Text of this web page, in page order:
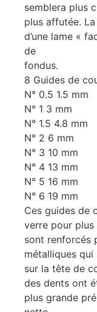
semblera plus
plus affutée.
d’une lame «
de
fondus.
8 Guides de
N° 0.5 1.5 mm
N° 1 3 mm
N° 1.5 4.8 mm
N° 2 6 mm
N° 3 10 mm
N° 4 13 mm
N° 5 16 mm
N° 6 19 mm
Ces guides de
verre pour
sont renforcés
métalliques
sur la tête de
des dents ont
plus grande